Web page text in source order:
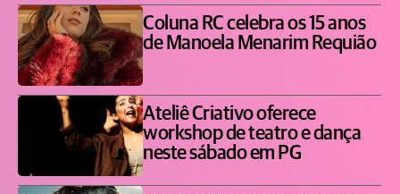
Coluna RC celebra os 15 anos
de Manoela Menarim Requião
Ateliê Criativo oferece
workshop de teatro e dança
neste sábado em PG